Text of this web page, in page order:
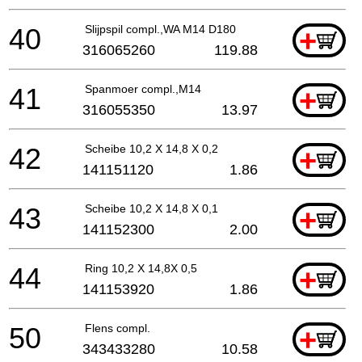
Slijpspil compl.,WA M14 D180 +
40 316065260 119.88
Spanmoer compl.,M14 +
41 316055350 13.97
Scheibe 10,2 X 14,8 X 0,2 +
42 141151120 1.86
Scheibe 10,2 X 14,8 X 0,1 +
43 141152300 2.00
Ring 10,2 X 14,8X 0,5 +
44 141153920 1.86
Flens compl. +
50 343433280 10.58